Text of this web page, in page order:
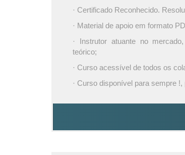
· Certificado Reconhecido.
· Material de apoio em formato
· Instrutor atuante no
teórico;
· Curso acessível de todos os
· Curso disponível para sempre